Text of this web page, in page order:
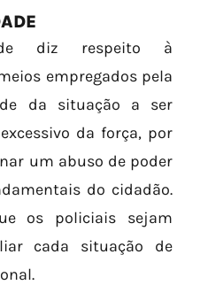
diz respeito à
empregados pela
da situação a ser
da força, por
um abuso de poder
do cidadão.
os policiais sejam
cada situação de